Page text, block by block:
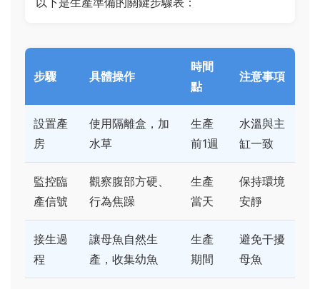
步驟 具體操作
時間
點
注意事項
設置產
房
使用隔離盒，加
水草
生產
前1週
水溫與主
缸一致
監控臨
產信號
觀察腹部方硬、
行為焦躁
生產
當天
保持環境
安靜
接生過
程
讓母魚自然生
產，收集幼魚
生產
期間
避免干擾
母魚